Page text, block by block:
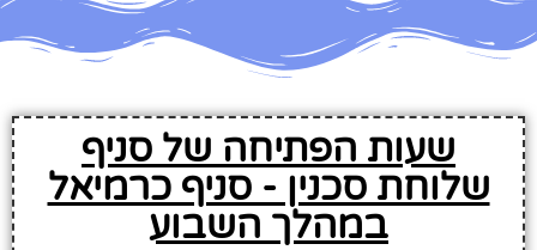
שעות הפתיחה של סניף
שלוחת סכנין - סניף כרמיאל
במהלך השבוע